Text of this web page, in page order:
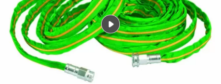
WYCENĘ
SITEMAP